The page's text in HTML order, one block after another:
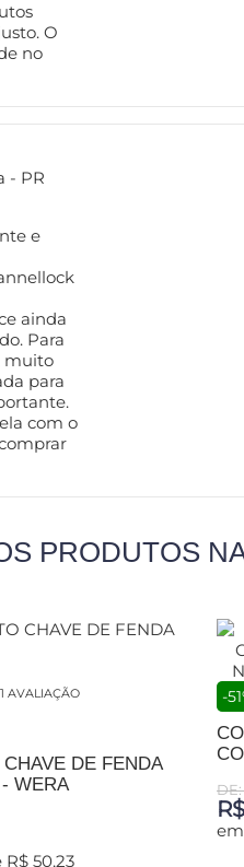
O
no
- PR
e
ainda
Para
muito
para
com o
PRODUTOS
1 AVALIAÇÃO
DE FENDA
- WERA
50,23
-